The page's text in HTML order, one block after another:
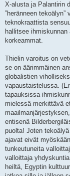
X-alusta ja Palantirin
”heränneen
teknokraattista
hallitsee
korkeammat.
Thielin varoitus on
se on äärimmäinen
globalistien
vapaustaistelussa.
tapauksissa
mielessä merkittävä
entisenä
puolta! Joten
ajavat eivät
tunkeutuneita
valloittaja
heiltä, Egyptin